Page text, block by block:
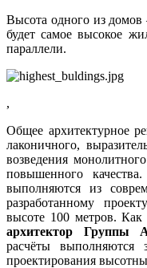
Высота одного из домов
будет самое высокое
параллели.
,
Общее архитектурное
лаконичного,
возведения
повышенного
выполняются из
разработанному
высоте 100 метров. Как
архитектор
расчёты выполняются
проектирования